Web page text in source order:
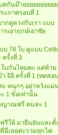
ตกันม๊ายยยยยยยยยย
ะกาศรอบที่ 1
กดูดวงกับเรา แบบ
รเอาฤกษ์เอาชัย
บ 78 ใบ ดูแบบ
ครั้งที่ 3
บกันไหมคะ แต่ห้าม
อิอิ ครั้งที่ 1 (ทดสอ
ะ หนุกๆ อย่าหวังแม่
1 ข้อเท่านั้น
ญาณฟรี คนละ 1
รีให้ มายืนยันและตั้
นี่เลยค่ะรวมทุกไพ่